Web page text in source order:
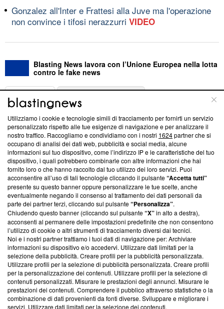
Gonzalez all'Inter e Frattesi alla Juve ma l'operazione
non convince i tifosi nerazzurri VIDEO
Blasting News lavora con l’Unione Europea nella lotta
contro le fake news
ABOUT
Questa sezione offre informazioni trasparenti su Blasting
News, sui nostri processi editoriali e su come ci impegniamo a
creare news di qualità. Inoltre, afferma la nostra aderenza a
‘Trust Project - News with Integrity’Blasting News non è
ancora membro del programma, ma ha richiesto di farne
parte; Trust Project non ha ancora effettuato una verifica di
conformità agli standard.
Su di noi
Team editoriale
Corporate
Redazione
Informativa Privacy
Cookie Policy
Utilizziamo i cookie e tecnologie simili di tracciamento per fornirti un servizio
personalizzato rispetto alle tue esigenze di navigazione e per analizzare il
nostro traffico. Raccogliamo e condividiamo con i nostri 1624partner che si
occupano di analisi dei dati web, pubblicità e social media, alcune
informazioni sul tuo dispositivo, come l’indirizzo IP e le caratteristiche del tuo
dispositivo, i quali potrebbero combinarle con altre informazioni che hai
fornito loro o che hanno raccolto dal tuo utilizzo dei loro servizi. Puoi
acconsentire all’uso di tali tecnologie cliccando il pulsante“Accetta tutti”
presente su questo banner oppure personalizzare le tue scelte, anche
eventualmente negando il consenso al trattamento dei dati personali da
parte dei partner terzi, cliccando sul pulsante“Personalizza”.
Chiudendo questo banner (cliccando sul pulsante“X”in alto a destra),
acconsenti al permanere delle impostazioni predefinite che non consentono
l’utilizzo di cookie o altri strumenti di tracciamento diversi dai tecnici.
Noi e i nostri partner trattiamo i tuoi dati di navigazione per: Archiviare
informazioni su dispositivo e/o accedervi. Utilizzare dati limitati per la
selezione della pubblicità. Creare profili per la pubblicità personalizzata.
Utilizzare profili per la selezione di pubblicità personalizzata. Creare profili
per la personalizzazione dei contenuti. Utilizzare profili per la selezione di
contenuti personalizzati. Misurare le prestazioni degli annunci. Misurare le
prestazioni dei contenuti. Comprendere il pubblico attraverso statistiche o la
combinazione di dati provenienti da fonti diverse. Sviluppare e migliorare i
servizi. Utilizzare dati limitati per la selezione dei contenuti.